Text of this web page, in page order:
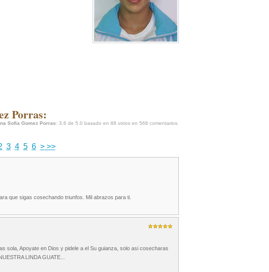
Porras:
Sofia Gomez Porras: 3.6 de 5.0 basado en 88 votos en 568 comentarios.
3 4 5 6 >>>
que sigas cosechando triunfos. Mil abrazos para ti.
sola, Apoyate en Dios y pidele a el Su guianza, solo asi cosecharas
LINDA GUATE...